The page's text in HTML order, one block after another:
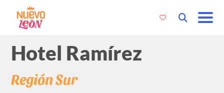
Hotel Ramírez
Región Sur